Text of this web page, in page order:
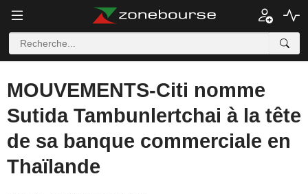
MOUVEMENTS-Citi nomme
Sutida Tambunlertchai à la tête
de sa banque commerciale en
Thaïlande